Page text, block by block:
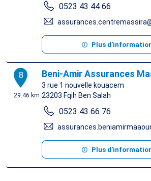
0523 43 44 66
Plus
8
29.46 km
Beni-Amir Assurances
3 rue 1 nouvelle kouacem
23203 Fqih Ben Salah
0523 43 66 76
Plus